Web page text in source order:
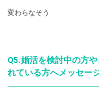
変わらなそう
Q5.婚活を検討中の方
れている方へメッセー